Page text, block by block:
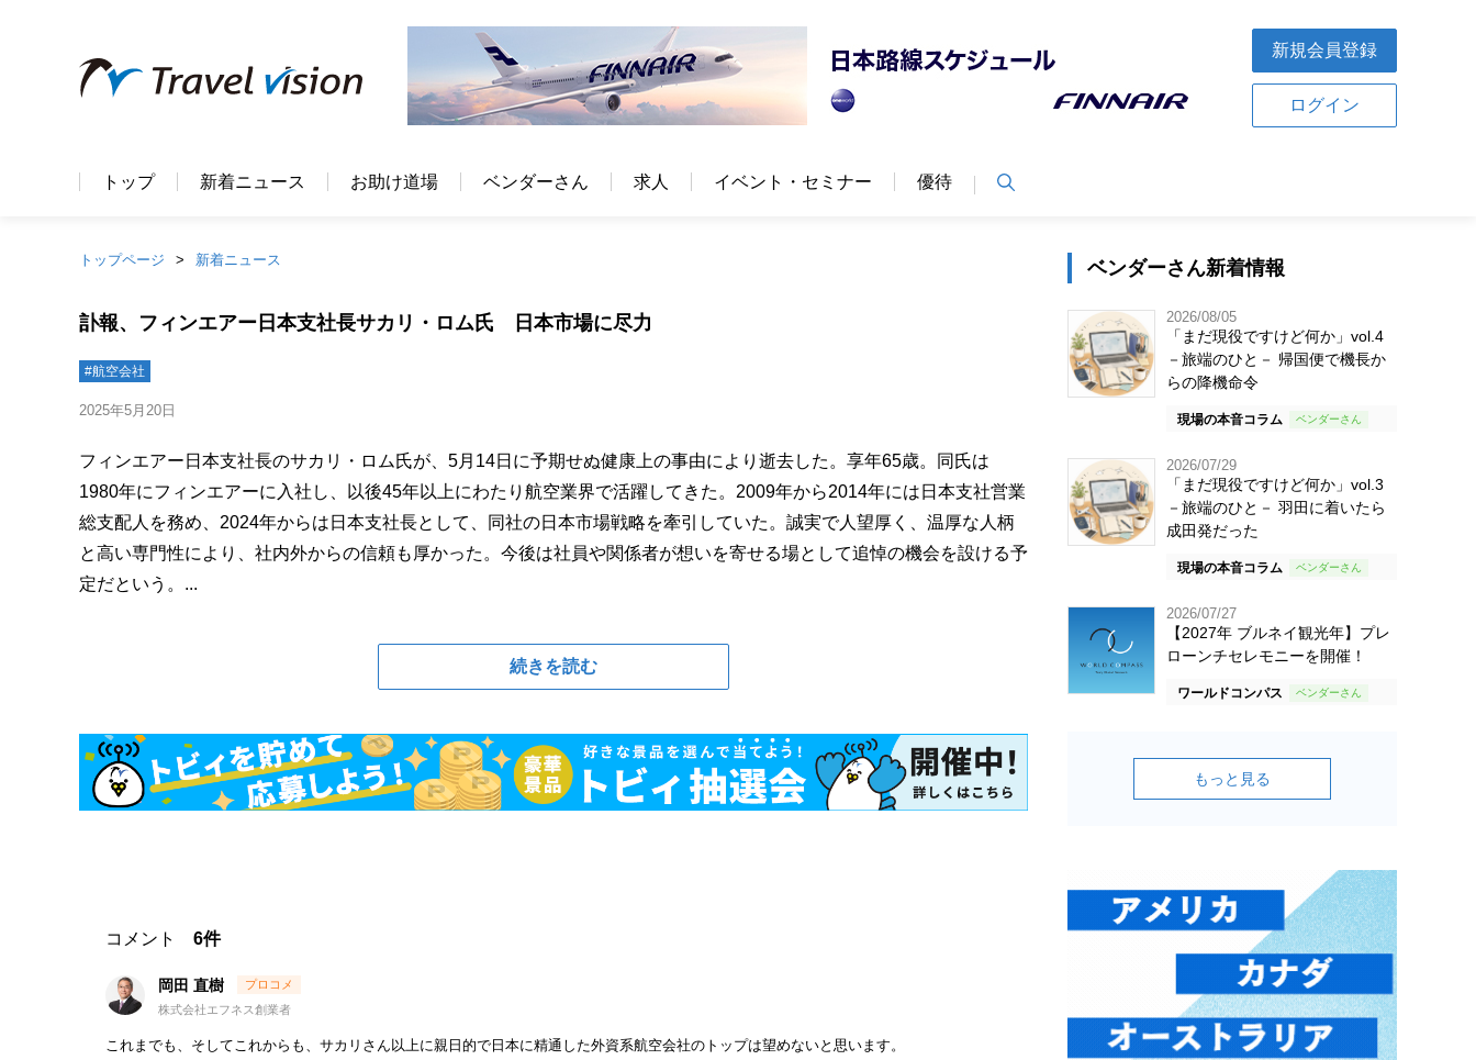
新規会員登録
ログイン
トップ 新着ニュース お助け道場 ベンダーさん 求人 イベント・セミナー 優待
トップページ 新着ニュース
訃報、フィンエアー日本支社長サカリ・ロム氏 日本市場に尽力
#航空会社
2025年5月20日
フィンエアー日本支社長のサカリ・ロム氏が、5月14日に予期せぬ健康上の事由により逝去した。享年65歳。同氏は
1980年にフィンエアーに入社し、以後45年以上にわたり航空業界で活躍してきた。2009年から2014年には日本支社営業
総支配人を務め、2024年からは日本支社長として、同社の日本市場戦略を牽引していた。誠実で人望厚く、温厚な人柄
と高い専門性により、社内外からの信頼も厚かった。今後は社員や関係者が想いを寄せる場として追悼の機会を設ける予
定だという。...
続きを読む
コメント 6件
岡田 直樹
株式会社エフネス創業者
これまでも、そしてこれからも、サカリさん以上に親日的で日本に精通した外資系航空会社のトップは望めないと思います。
ベンダーさん新着情報
2026/08/05
「まだ現役ですけど何か」vol.4
－旅端のひと－ 帰国便で機長か
らの降機命令
現場の本音コラム
2026/07/29
「まだ現役ですけど何か」vol.3
－旅端のひと－ 羽田に着いたら
成田発だった
現場の本音コラム
2026/07/27
【2027年 ブルネイ観光年】プレ
ローンチセレモニーを開催！
ワールドコンパス
もっと見る